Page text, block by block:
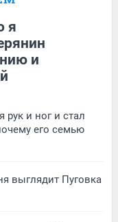
я
и
рук и ног и стал
его семью
выглядит Пуговка